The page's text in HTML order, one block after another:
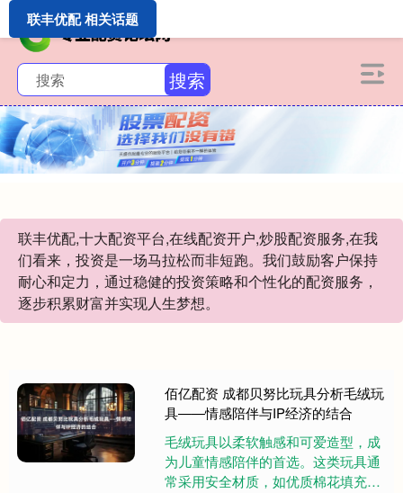
搜索
联丰优配,十大配资平台,在线配资开户,炒股配资服务,在我
们看来，投资是一场马拉松而非短跑。我们鼓励客户保持
耐心和定力，通过稳健的投资策略和个性化的配资服务，
逐步积累财富并实现人生梦想。
联丰优配 相关话题
佰亿配资 成都贝努比玩具分析毛绒玩
具——情感陪伴与IP经济的结合
毛绒玩具以柔软触感和可爱造型，成
为儿童情感陪伴的首选。这类玩具通
常采用安全材质，如优质棉花填充，